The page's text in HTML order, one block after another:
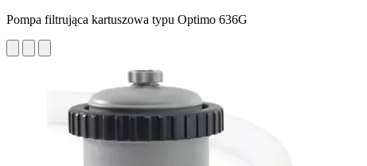
Pompa filtrująca kartuszowa typu Optimo 636G